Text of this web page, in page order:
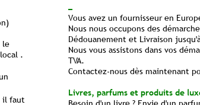
Vous avez un fournisseur en
Nous nous occupons des
Dédouanement et Livraison
Nous vous assistons dans vos
TVA.
Contactez-nous dès maintenant
Livres, parfums et produits de
le
.
il faut